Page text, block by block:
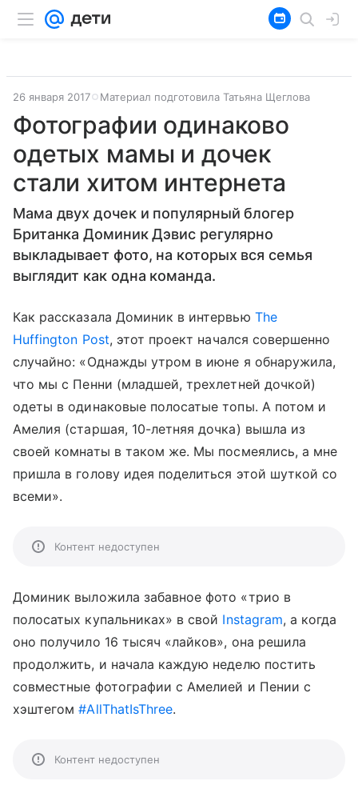
26 января 2017 Материал подготовила Татьяна Щеглова
Фотографии одинаково
одетых мамы и дочек
стали хитом интернета
Мама двух дочек и популярный блогер
Британка Доминик Дэвис регулярно
выкладывает фото, на которых вся семья
выглядит как одна команда.
Как рассказала Доминик в интервью The
Huffington Post, этот проект начался совершенно
случайно: «Однажды утром в июне я обнаружила,
что мы с Пенни (младшей, трехлетней дочкой)
одеты в одинаковые полосатые топы. А потом и
Амелия (старшая, 10-летняя дочка) вышла из
своей комнаты в таком же. Мы посмеялись, а мне
пришла в голову идея поделиться этой шуткой со
всеми».
Контент недоступен
Доминик выложила забавное фото «трио в
полосатых купальниках» в свой Instagram, а когда
оно получило 16 тысяч «лайков», она решила
продолжить, и начала каждую неделю постить
совместные фотографии с Амелией и Пении с
хэштегом#AllThatIsThree.
Контент недоступен